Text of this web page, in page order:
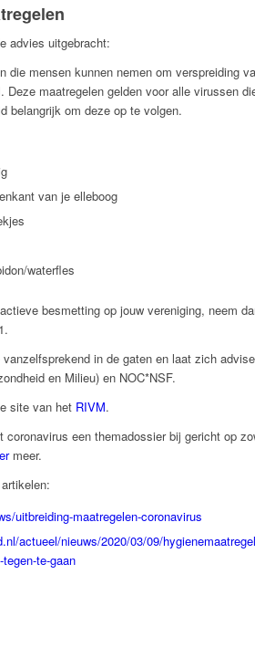
advies uitgebracht:
die mensen kunnen nemen om verspreiding
maatregelen gelden voor alle virussen
belangrijk om deze op te volgen.
van je elleboog
waterfles
besmetting op jouw vereniging, neem
in de gaten en laat zich
en Milieu) en NOC*NSF.
site van het RIVM.
coronavirus een themadossier bij gericht op
meer.
uitbreiding-maatregelen-coronavirus
actueel/nieuws/2020/03/09/
te-gaan